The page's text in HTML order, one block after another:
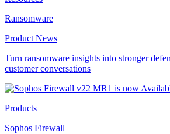
Ransomware
Product News
Turn ransomware insights into stronger
customer conversations
Products
Sophos Firewall